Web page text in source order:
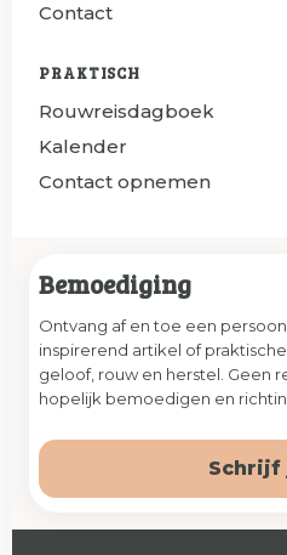
Contact
PRAKTISCH
Rouwreisdagboek
Kalender
Contact opnemen
Bemoediging
Ontvang af en toe een
inspirerend artikel of
geloof, rouw en herstel. Geen
hopelijk bemoedigen en
Schrijf